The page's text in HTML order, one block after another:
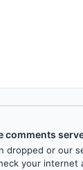
comments
dropped or our
your internet